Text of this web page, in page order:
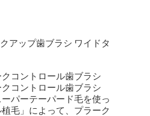
アップ歯ブラシ ワイドタ
コントロール歯ブラシ
コントロール歯ブラシ
パーテーパード毛を使っ
毛」によって、プラーク